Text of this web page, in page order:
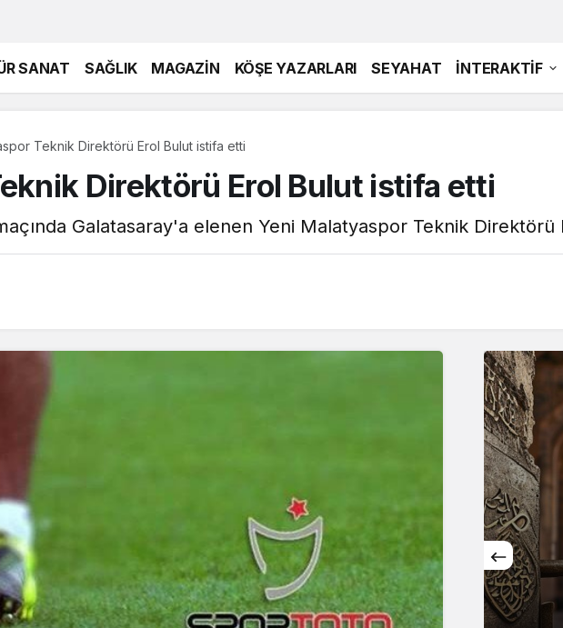
SANAT SAĞLIK MAGAZİN KÖŞE YAZARLARI SEYAHAT İNTERAKTİF
Teknik Direktörü Erol Bulut istifa etti
Direktörü Erol Bulut istifa etti
Galatasaray'a elenen Yeni Malatyaspor Teknik